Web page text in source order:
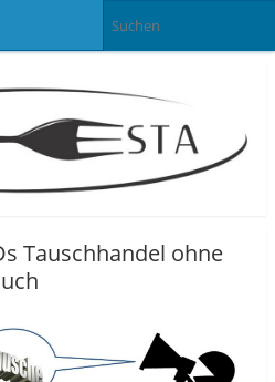
Tauschhandel ohne